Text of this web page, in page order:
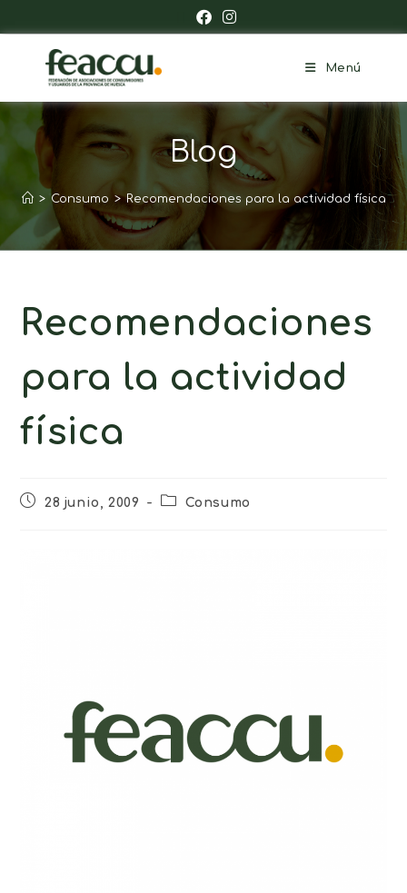
Menú
Blog
> Consumo > Recomendaciones para la actividad física
Recomendaciones
para la actividad
física
28 junio, 2009 Consumo